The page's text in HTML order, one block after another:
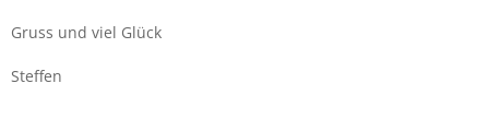
Gruss und viel Glück
Steffen